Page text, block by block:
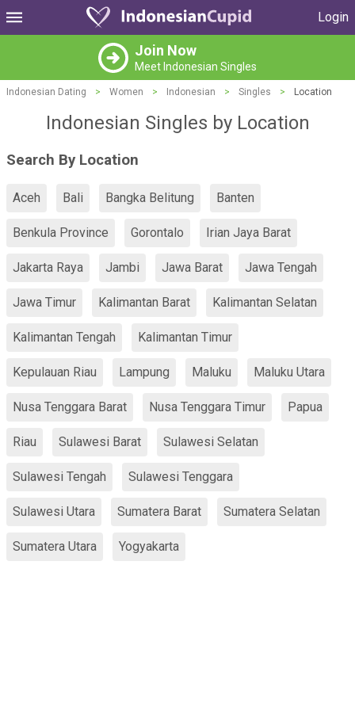
Login
Join Now
Meet Indonesian Singles
Indonesian Dating > Women > Indonesian > Singles > Location
Indonesian Singles by Location
Search By Location
Aceh Bali Bangka Belitung Banten
Benkula Province Gorontalo Irian Jaya Barat
Jakarta Raya Jambi Jawa Barat Jawa Tengah
Jawa Timur Kalimantan Barat Kalimantan Selatan
Kalimantan Tengah Kalimantan Timur
Kepulauan Riau Lampung Maluku Maluku Utara
Nusa Tenggara Barat Nusa Tenggara Timur Papua
Riau Sulawesi Barat Sulawesi Selatan
Sulawesi Tengah Sulawesi Tenggara
Sulawesi Utara Sumatera Barat Sumatera Selatan
Sumatera Utara Yogyakarta